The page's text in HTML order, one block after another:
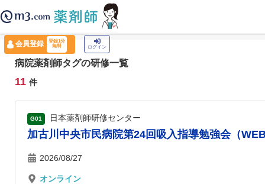
会員登録
登録1分
無料
ログイン
› 病院薬剤師
病院薬剤師タグの研修一覧
11 件
G01 日本薬剤師研修センター
加古川中央市民病院第24回吸入指導勉強会（
2026/08/27
オンライン